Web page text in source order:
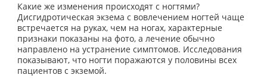
Какие же изменения происходят с ногтями?
Дисгидротическая экзема с вовлечением ногтей чаще
встречается на руках, чем на ногах, характерные
признаки показаны на фото, а лечение обычно
направлено на устранение симптомов. Исследования
показывают, что ногти поражаются у половины всех
пациентов с экземой.